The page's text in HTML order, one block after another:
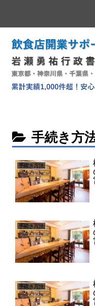
手続き方
手続き方法
手続き方法
手続き方法